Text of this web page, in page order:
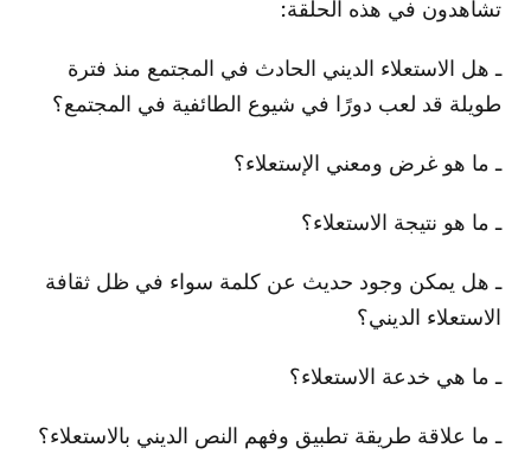
تشاهدون في هذه الحلقة:
ـ هل الاستعلاء الديني الحادث في المجتمع منذ فترة
طويلة قد لعب دورًا في شيوع الطائفية في المجتمع؟
ـ ما هو غرض ومعني الإستعلاء؟
ـ ما هو نتيجة الاستعلاء؟
ـ هل يمكن وجود حديث عن كلمة سواء في ظل ثقافة
الاستعلاء الديني؟
ـ ما هي خدعة الاستعلاء؟
ـ ما علاقة طريقة تطبيق وفهم النص الديني بالاستعلاء؟